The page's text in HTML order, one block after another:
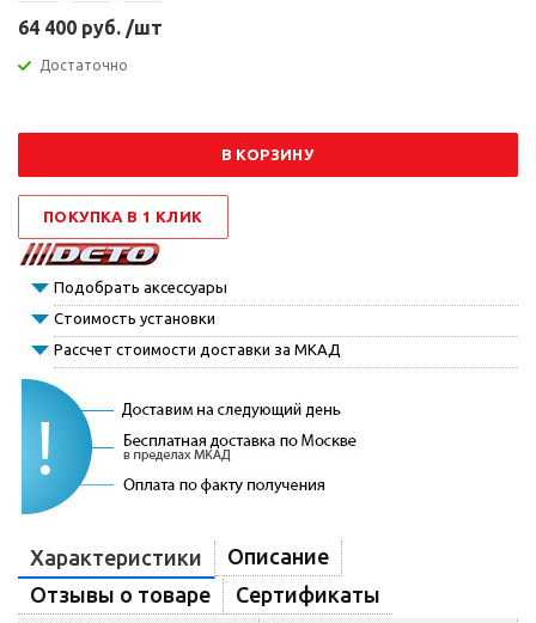
64 400 руб. /шт
Достаточно
В КОРЗИНУ
ПОКУПКА В 1 КЛИК
Подобрать аксессуары
Стоимость установки
Рассчет стоимости доставки за МКАД
Характеристики
Описание
Отзывы о товаре
Сертификаты